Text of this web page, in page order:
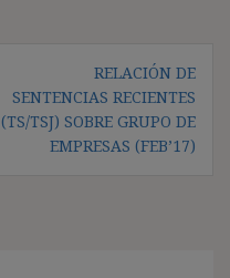
RELACIÓN DE
SENTENCIAS RECIENTES
(TS/TSJ) SOBRE GRUPO DE
EMPRESAS (FEB’17)